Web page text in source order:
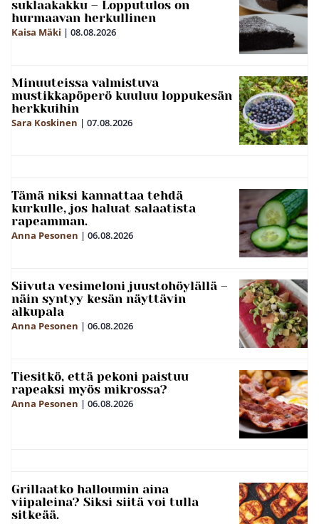
suklaakakku – Lopputulos on
hurmaavan herkullinen
Kaisa Mäki | 08.08.2026
Minuuteissa valmistuva
mustikkapöperö kuuluu loppukesän
herkkuihin
Sara Koskinen | 07.08.2026
Tämä niksi kannattaa tehdä
kurkulle, jos haluat salaatista
rapeamman.
Anna Pesonen | 06.08.2026
Siivuta vesimeloni juustohöylällä –
näin syntyy kesän näyttävin
alkupala
Anna Pesonen | 06.08.2026
Tiesitkö, että pekoni paistuu
rapeaksi myös mikrossa?
Anna Pesonen | 06.08.2026
Grillaatko halloumin aina
viipaleina? Siksi siitä voi tulla
sitkeää.